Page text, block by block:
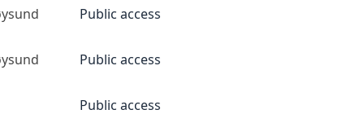
Public access
Public access
Public access